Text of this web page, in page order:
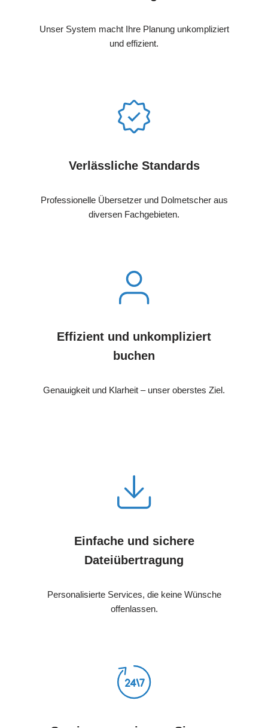
Unser System macht Ihre Planung unkompliziert
und effizient.
Verlässliche Standards
Professionelle Übersetzer und Dolmetscher aus
diversen Fachgebieten.
Effizient und unkompliziert
buchen
Genauigkeit und Klarheit – unser oberstes Ziel.
Einfache und sichere
Dateiübertragung
Personalisierte Services, die keine Wünsche
offenlassen.